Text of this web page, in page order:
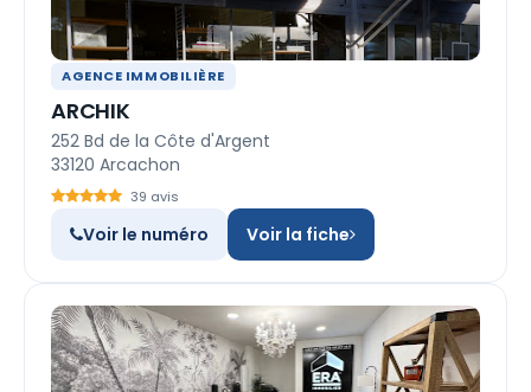
AGENCE IMMOBILIÈRE
ARCHIK
252 Bd de la Côte d'Argent
33120 Arcachon
39 avis
Voir le numéro Voir la fiche